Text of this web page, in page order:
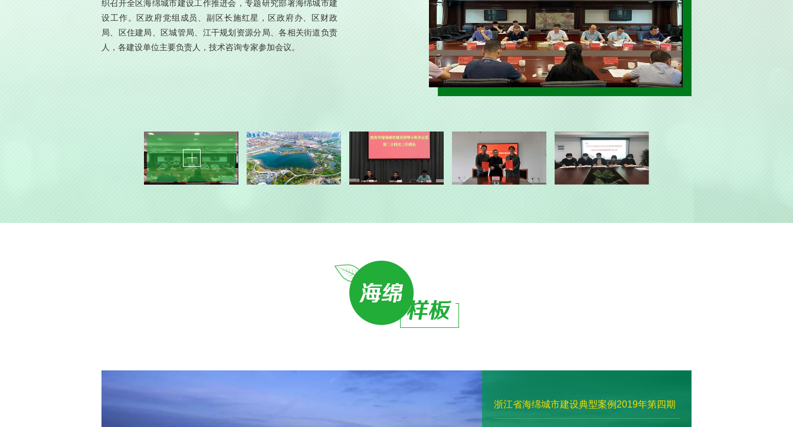
织召开全区海绵城市建设工作推进会，专题研究部署海绵城市建
设工作。区政府党组成员、副区长施红星，区政府办、区财政
局、区住建局、区城管局、江干规划资源分局、各相关街道负责
人，各建设单位主要负责人，技术咨询专家参加会议。
浙江省海绵城市建设典型案例2019年第四期